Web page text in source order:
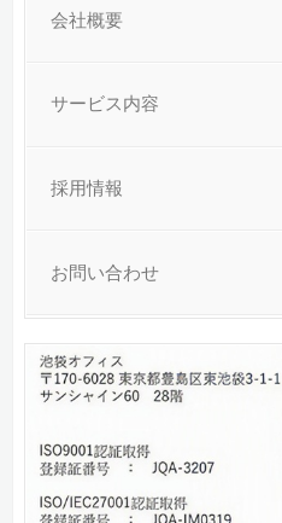
会社概要
サービス内容
採用情報
お問い合わせ